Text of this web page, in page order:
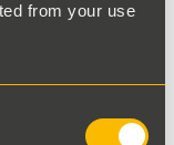
from your use